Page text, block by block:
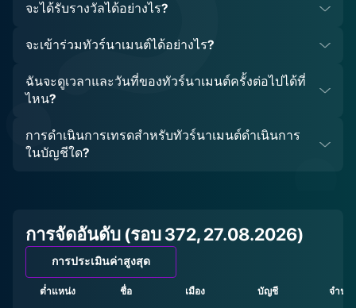
มีบัญชีที่ได้รับการยืนยันแล้ว
มีเงินอย่างน้อย 10 USD ในบัญชี (ไม่หักจากคุณสำหรับการเข้า
ร่วม)
มีการเทรดอย่างน้อยหนึ่งครั้งในประวัติการเทรด
จะได้รับรางวัลได้อย่างไร?
จะเข้าร่วมทัวร์นาเมนต์ได้อย่างไร?
เปิดบัญชีใหม่หรือเข้าสู่ระบบออฟฟิศส่วนตัวของบัญชีที่มีอยู่แล้วที่
โบรกเกอร์ Grand Capital ;
ไปที่หน้าเว็บทัวร์นาเมนต์
กดปุ่ม 'เข้าร่วมทัวร์นาเมนต์' บนหน้าเว็บการแข่งขัน
บัญชีทดลองจะถูกสร้างขึ้นโดยอัตโนมัติและปรากฏในรายการ
บัญชีในออฟฟิศส่วนตัว
ชัยชนะ ขอให้โชคดี!
ฉันจะดูเวลาและวันที่ของทัวร์นาเมนต์ครั้งต่อไปได้ที่
ไหน?
อ่านบล็อกของเรา
สมัครรับจดหมายข่าวทางอีเมลของเรา;
เข้าร่วมเครือข่ายโซเชียลของเรา:
แบนเนอร์ข้อมูลจะปรากฏในสำนักงานส่วนตัวหนึ่งสัปดาห์ก่อน
รอบถัดไป
การดำเนินการเทรดสำหรับทัวร์นาเมนต์ดำเนินการ
ในบัญชีใด?
การจัดอันดับ (รอบ 372, 27.08.2026)
การประเมินค่าสูงสุด
ต่ำแหน่ง ชื่อ เมือง บัญชี จำนว